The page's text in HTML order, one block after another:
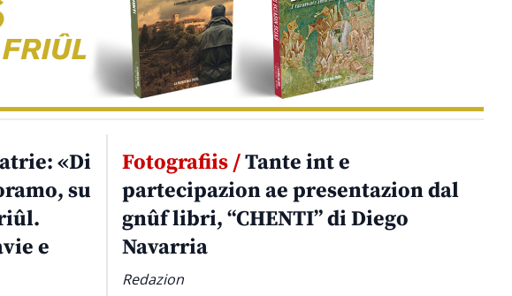
«Di
su
e
Fotografiis /Tante int e
partecipazion ae presentazion dal
gnûf libri, “CHENTI” di Diego
Navarria
Redazion